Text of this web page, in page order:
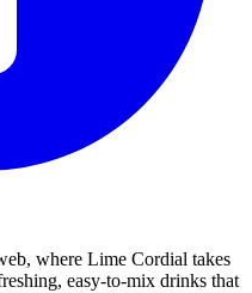
where Lime Cordial takes
easy-to-mix drinks that